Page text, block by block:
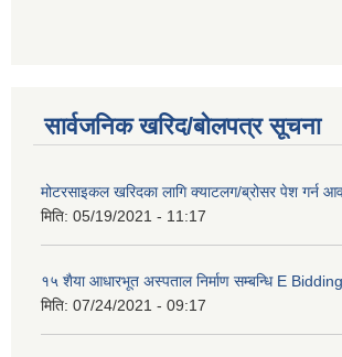
सार्वजनिक खरिद/बोलपत्र सूचना
मोटरसाइकल खरिदका लागि क्याटलग/ब्रोसर पेश गर्न
मिति: 05/19/2021 - 11:17
१५ शैया आधारभूत अस्पताल निर्माण सम्बन्धि E
मिति: 07/24/2021 - 09:17